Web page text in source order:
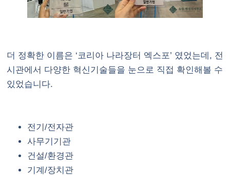
더 정확한 이름은 ‘코리아 나라장터 엑스포’ 였었는데, 전
시관에서 다양한 혁신기술들을 눈으로 직접 확인해볼 수
있었습니다.
전기/전자관
사무기기관
건설/환경관
기계/장치관